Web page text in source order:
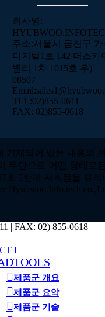
회사명:
주소:서울시 금천구 가
디지털1로 142 더스카
밸리 1차 1015호 우)
08507
TEL:02)855-0611
FAX: 02)855-0618
기재되어 있는 내용의
무단으로 어떤 형태로
조 5항에 저촉됨을 유의
| FAX: 02) 855-0618
I
제품군 개요
제품군 요약
제품군 기술